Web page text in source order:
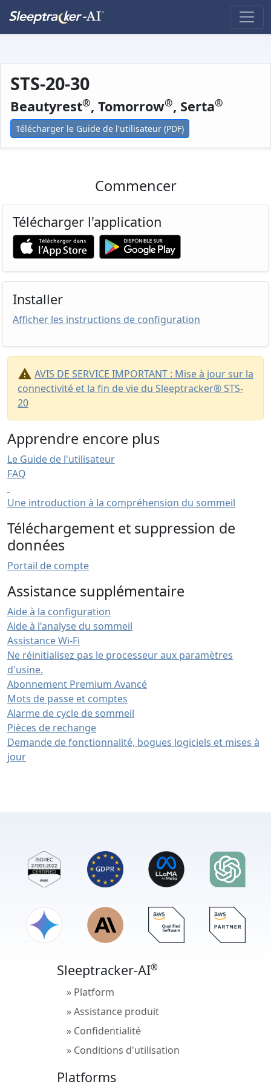
STS-20-30
Beautyrest®, Tomorrow®, Serta®
Télécharger le Guide de l'utilisateur (PDF)
Commencer
Télécharger l'application
Installer
Afficher les instructions de configuration
warning AVIS DE SERVICE IMPORTANT : Mise à jour sur la
connectivité et la fin de vie du Sleeptracker® STS-
20
Apprendre encore plus
Le Guide de l'utilisateur
FAQ
Une introduction à la compréhension du sommeil
Téléchargement et suppression de
données
Portail de compte
Assistance supplémentaire
Aide à la configuration
Aide à l'analyse du sommeil
Assistance Wi-Fi
Ne réinitialisez pas le processeur aux paramètres
d'usine.
Abonnement Premium Avancé
Mots de passe et comptes
Alarme de cycle de sommeil
Pièces de rechange
Demande de fonctionnalité, bogues logiciels et mises à
jour
Sleeptracker-AI®
» Platform
» Assistance produit
» Confidentialité
» Conditions d'utilisation
Platforms